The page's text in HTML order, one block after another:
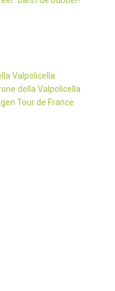
Valpolicella
della Valpolicella
Tour de France